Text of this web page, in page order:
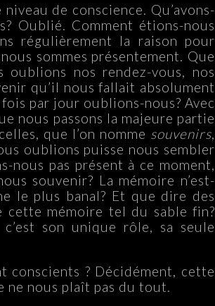
de conscience. Qu’avons-
Oublié. Comment étions-nous
régulièrement la raison pour
sommes présentement. Que
oublions nos rendez-vous, nos
qu’il nous fallait absolument
par jour oublions-nous? Avec
nous passons la majeure partie
que l’on nomme souvenirs
oublions puisse nous sembler
pas présent à ce moment,
souvenir? La mémoire n’est-
le plus banal? Et que dire des
cette mémoire tel du sable fin?
son unique rôle, sa seule
conscients ? Décidément, cette
ne nous plaît pas du tout.